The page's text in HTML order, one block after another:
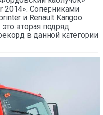
2014». Соперниками
и Renault Kangoo.
вторая подряд
в данной категории